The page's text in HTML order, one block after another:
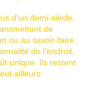
d'un demi-siècle,
de
ou au savoir-faire
de l'endroit,
unique. Ils restent
ailleurs.